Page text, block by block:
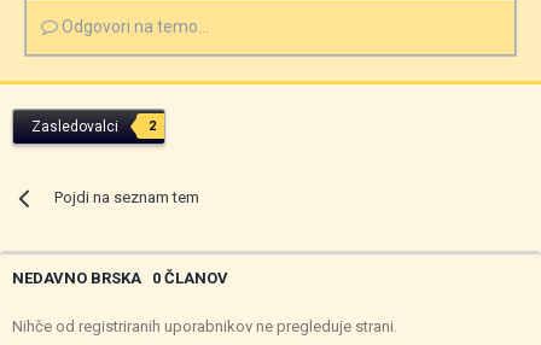
Odgovori na temo...
Zasledovalci 2
Pojdi na seznam tem
NEDAVNO BRSKA 0 ČLANOV
Nihče od registriranih uporabnikov ne pregleduje strani.